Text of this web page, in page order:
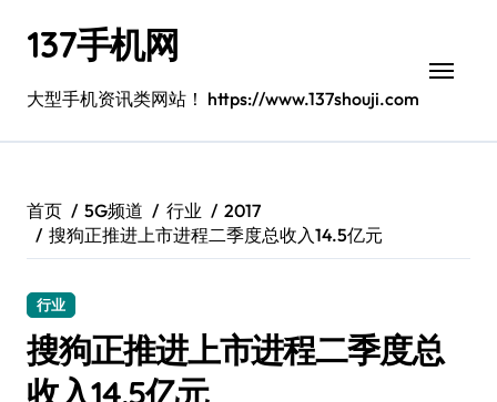
137手机网
大型手机资讯类网站！ https://www.137shouji.com
首页 5G频道 行业
2017
搜狗正推进上市进程二季度总收入14.5亿元
行业
搜狗正推进上市进程二季度总
收入14.5亿元